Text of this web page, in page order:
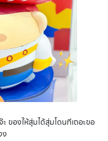
ของให้สุ่มได้สุ่มโดนทีเถอะขอ
ง